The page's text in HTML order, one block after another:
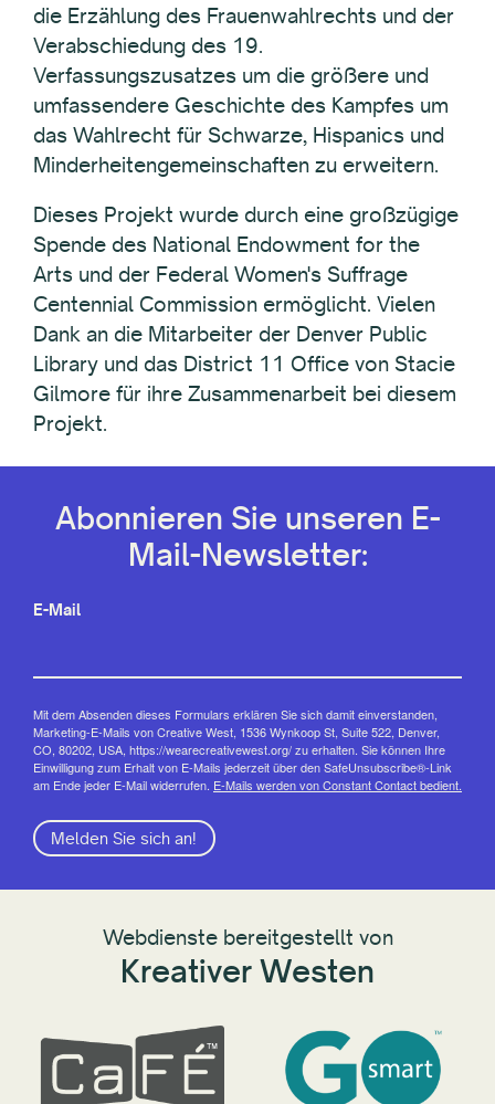
die Erzählung des Frauenwahlrechts und der
Verabschiedung des 19.
Verfassungszusatzes um die größere und
umfassendere Geschichte des Kampfes um
das Wahlrecht für Schwarze, Hispanics und
Minderheitengemeinschaften zu erweitern.
Dieses Projekt wurde durch eine großzügige
Spende des National Endowment for the
Arts und der Federal Women's Suffrage
Centennial Commission ermöglicht. Vielen
Dank an die Mitarbeiter der Denver Public
Library und das District 11 Office von Stacie
Gilmore für ihre Zusammenarbeit bei diesem
Projekt.
Abonnieren Sie unseren E-
Mail-Newsletter:
E-Mail
Mit dem Absenden dieses Formulars erklären Sie sich damit einverstanden,
Marketing-E-Mails von Creative West, 1536 Wynkoop St, Suite 522, Denver,
CO, 80202, USA, https://wearecreativewest.org/ zu erhalten. Sie können Ihre
Einwilligung zum Erhalt von E-Mails jederzeit über den SafeUnsubscribe®-Link
am Ende jeder E-Mail widerrufen. E-Mails werden von Constant Contact bedient.
Melden Sie sich an!
Webdienste bereitgestellt von
Kreativer Westen